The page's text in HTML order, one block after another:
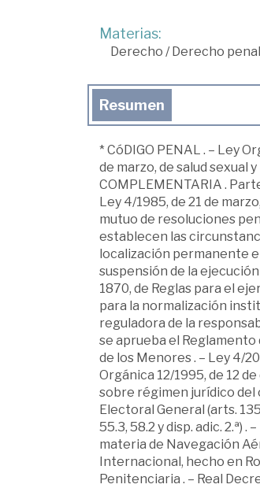
Materias:
Derecho /Derecho penal
Resumen
* CóDIGO PENAL . – Ley
de marzo, de salud sexual
COMPLEMENTARIA .
Ley 4/1985, de 21 de
mutuo de resoluciones
establecen las
localización permanente
suspensión de la
1870, de Reglas para el
para la normalización
reguladora de la
se aprueba el Reglamento
de los Menores . – Ley 4/
Orgánica 12/1995, de 12
sobre régimen jurídico del
Electoral General (arts.
55.3, 58.2 y disp. adic. 2.ª)
materia de Navegación
Internacional, hecho en
Penitenciaria . – Real